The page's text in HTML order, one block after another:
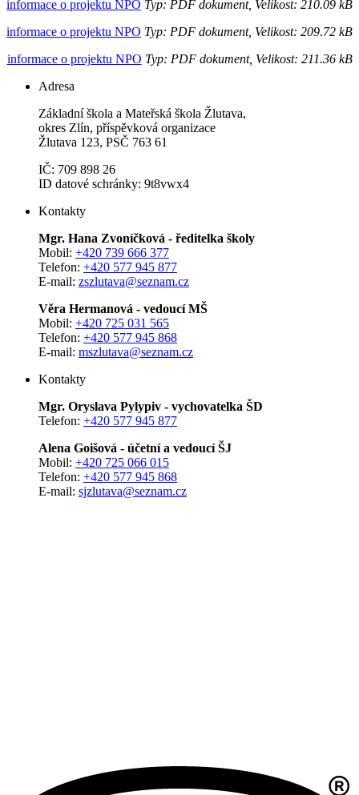
informace o projektu NPO Typ: PDF dokument, Velikost: 210.09 kB
informace o projektu NPO Typ: PDF dokument, Velikost: 209.72 kB
informace o projektu NPO Typ: PDF dokument, Velikost: 211.36 kB
Adresa
Základní škola a Mateřská škola Žlutava,
okres Zlín, příspěvková organizace
Žlutava 123, PSČ 763 61
IČ: 709 898 26
ID datové schránky: 9t8vwx4
Kontakty
Mgr. Hana Zvoníčková - ředitelka školy
Mobil: +420 739 666 377
Telefon: +420 577 945 877
E-mail: zszlutava@seznam.cz
Věra Hermanová - vedoucí MŠ
Mobil: +420 725 031 565
Telefon: +420 577 945 868
E-mail: mszlutava@seznam.cz
Kontakty
Mgr. Oryslava Pylypiv - vychovatelka ŠD
Telefon: +420 577 945 877
Alena Goišová - účetní a vedoucí ŠJ
Mobil: +420 725 066 015
Telefon: +420 577 945 868
E-mail: sjzlutava@seznam.cz